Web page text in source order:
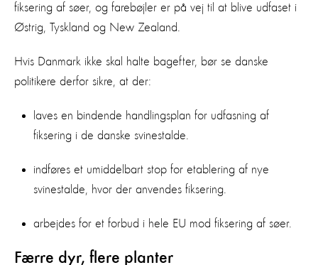
fiksering af søer, og farebøjler er på vej til at blive udfaset i
Østrig, Tyskland og New Zealand.
Hvis Danmark ikke skal halte bagefter, bør se danske
politikere derfor sikre, at der:
laves en bindende handlingsplan for udfasning af
fiksering i de danske svinestalde.
indføres et umiddelbart stop for etablering af nye
svinestalde, hvor der anvendes fiksering.
arbejdes for et forbud i hele EU mod fiksering af søer.
Færre dyr, flere planter